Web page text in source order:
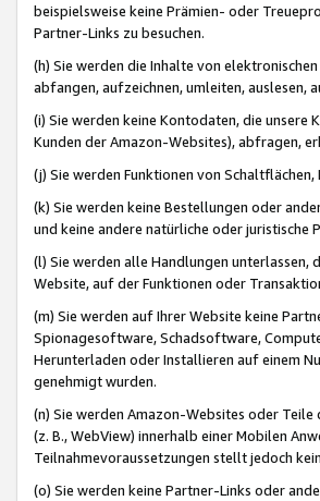
beispielsweise keine Prämien- oder
Partner-Links zu besuchen.
(h) Sie werden die Inhalte von
abfangen, aufzeichnen, umleiten, auslesen,
(i) Sie werden keine Kontodaten, die
Kunden der Amazon-Websites), abfragen,
(j) Sie werden Funktionen von
(k) Sie werden keine Bestellungen oder
und keine andere natürliche oder
(l) Sie werden alle Handlungen unterlassen,
Website, auf der Funktionen oder
(m) Sie werden auf Ihrer Website keine
Spionagesoftware, Schadsoftware,
Herunterladen oder Installieren auf einem
genehmigt wurden.
(n) Sie werden Amazon-Websites oder
(z. B., WebView) innerhalb einer Mobilen
Teilnahmevoraussetzungen stellt jedoch
(o) Sie werden keine Partner-Links oder